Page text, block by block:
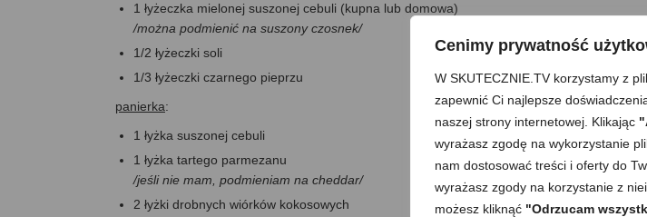
Cenimy prywatność
W SKUTECZNIE.TV korzystamy z
zapewnić Ci najlepsze
naszej strony internetowej. Klikając
wyrażasz zgodę na wykorzystanie
nam dostosować treści i oferty do
wyrażasz zgody na korzystanie z
możesz kliknąć "Odrzucam
1 łyżeczka mielonej suszonej cebuli (kupna lub domowa)
/można podmienić na suszony czosnek/
1/2 łyżeczki soli
1/3 łyżeczki czarnego pieprzu
panierka:
1 łyżka suszonej cebuli
1 łyżka tartego parmezanu
/jeśli nie mam, podmieniam na cheddar/
2 łyżki drobnych wiórków kokosowych